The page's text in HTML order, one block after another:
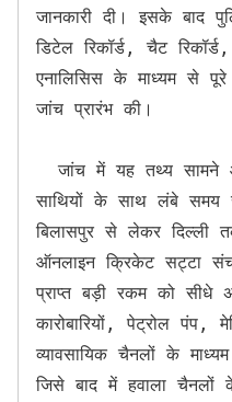
जानकारी दी। इसके बाद
डिटेल रिकॉर्ड, चैट
एनालिसिस के माध्यम से
जांच प्रारंभ की।
  जांच में यह तथ्य सामने आया कि करण चौधरी अपने
साथियों के साथ लंबे समय
बिलासपुर से लेकर दिल्ली
ऑनलाइन क्रिकेट सट्टा
प्राप्त बड़ी रकम को सीधे
कारोबारियों, पेट्रोल पंप,
व्यावसायिक चैनलों के
जिसे बाद में हवाला चैनलों